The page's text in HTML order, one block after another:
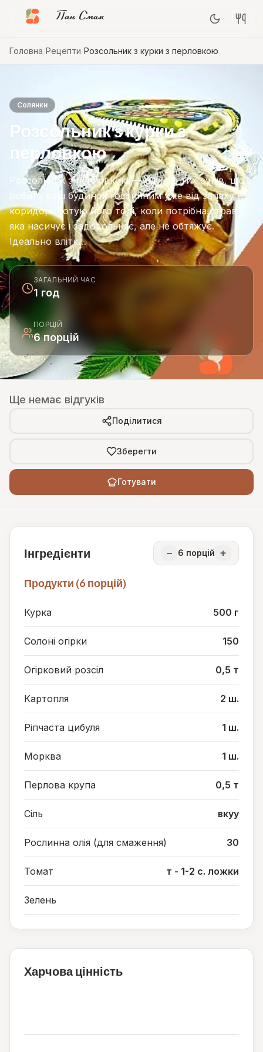
Пан Смак
Головна Рецепти Розсольник з курки з перловкою
Солянки
Розсольник з курки з
перловкою
Розсольник з перловкою — один із тих супів, що
робить ваш будинок гостинним уже від запаху в
коридорі. Готую його тоді, коли потрібна страва,
яка насичує і задовольняє, але не обтяжує.
Ідеально влітк…
ЗАГАЛЬНИЙ ЧАС
1 год
ПОРЦІЙ
6 порцій
Ще немає відгуків
Поділитися
Зберегти
Готувати
Інгредієнти − 6 порцій +
Продукти (6 порцій)
Курка 500 г
Солоні огірки 150
Огірковий розсіл 0,5 т
Картопля 2 ш.
Ріпчаста цибуля 1 ш.
Морква 1 ш.
Перлова крупа 0,5 т
Сіль вкуу
Рослинна олія (для смаження) 30
Томат т - 1-2 с. ложки
Зелень
Харчова цінність